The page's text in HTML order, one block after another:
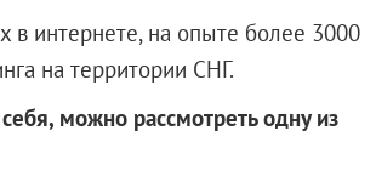
в интернете, на опыте более 3000
на территории СНГ.
можно рассмотреть одну из